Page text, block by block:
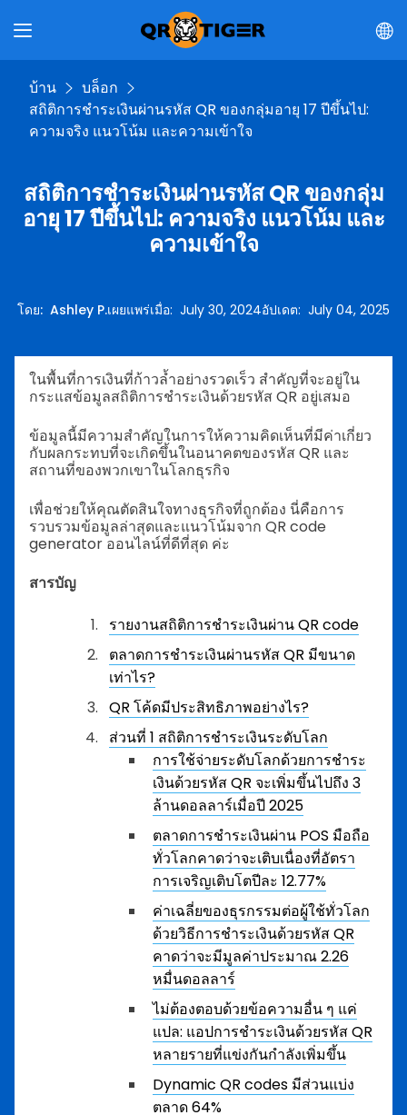
บ้าน
บล็อก
สถิติการชำระเงินผ่านรหัส QR ของกลุ่มอายุ 17 ปีขึ้นไป:
ความจริง แนวโน้ม และความเข้าใจ
สถิติการชำระเงินผ่านรหัส QR ของกลุ่ม
อายุ 17 ปีขึ้นไป: ความจริง แนวโน้ม และ
ความเข้าใจ
โดย: Ashley P.เผยแพร่เมื่อ: July 30, 2024อัปเดต: July 04, 2025
ในพื้นที่การเงินที่ก้าวล้ำอย่างรวดเร็ว สำคัญที่จะอยู่ใน
กระแสข้อมูลสถิติการชำระเงินด้วยรหัส QR อยู่เสมอ
ข้อมูลนี้มีความสำคัญในการให้ความคิดเห็นที่มีค่าเกี่ยว
กับผลกระทบที่จะเกิดขึ้นในอนาคตของรหัส QR และ
สถานที่ของพวกเขาในโลกธุรกิจ
เพื่อช่วยให้คุณตัดสินใจทางธุรกิจที่ถูกต้อง นี่คือการ
รวบรวมข้อมูลล่าสุดและแนวโน้มจาก QR code
generator ออนไลน์ที่ดีที่สุด ค่ะ
สารบัญ
รายงานสถิติการชำระเงินผ่าน QR code
ตลาดการชำระเงินผ่านรหัส QR มีขนาด
เท่าไร?
QR โค้ดมีประสิทธิภาพอย่างไร?
ส่วนที่ 1 สถิติการชำระเงินระดับโลก
การใช้จ่ายระดับโลกด้วยการชำระ
เงินด้วยรหัส QR จะเพิ่มขึ้นไปถึง 3
ล้านดอลลาร์เมื่อปี 2025
ตลาดการชำระเงินผ่าน POS มือถือ
ทั่วโลกคาดว่าจะเติบเนื่องที่อัตรา
การเจริญเติบโตปีละ 12.77%
ค่าเฉลี่ยของธุรกรรมต่อผู้ใช้ทั่วโลก
ด้วยวิธีการชำระเงินด้วยรหัส QR
คาดว่าจะมีมูลค่าประมาณ 2.26
หมื่นดอลลาร์
ไม่ต้องตอบด้วยข้อความอื่น ๆ แค่
แปล: แอปการชำระเงินด้วยรหัส QR
หลายรายที่แข่งกันกำลังเพิ่มขึ้น
Dynamic QR codes มีส่วนแบ่ง
ตลาด 64%